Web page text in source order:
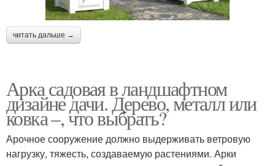
читать дальше →
Арка садовая в ландшафтном
дизайне дачи. Дерево, металл или
ковка –, что выбрать?
Арочное сооружение должно выдерживать ветровую
нагрузку, тяжесть, создаваемую растениями. Арки